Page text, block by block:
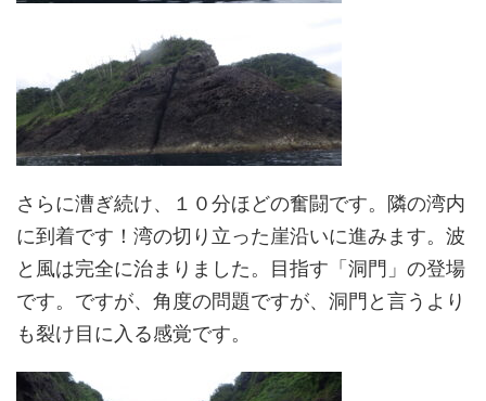
さらに漕ぎ続け、１０分ほどの奮闘です。隣の湾内
に到着です！湾の切り立った崖沿いに進みます。波
と風は完全に治まりました。目指す「洞門」の登場
です。ですが、角度の問題ですが、洞門と言うより
も裂け目に入る感覚です。